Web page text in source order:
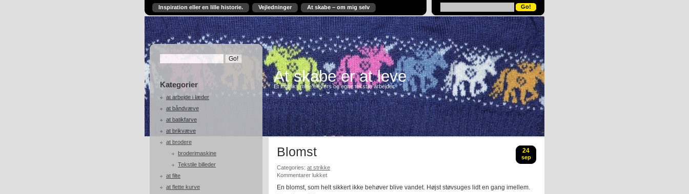
Inspiration eller en lille historie. Vejledninger At skabe – om mig selv
Kategorier
at arbejde i læder
at båndvæve
at batikfarve
at brikvæve
at brodere
broderimaskine
Tekstile billeder
at filte
at flette kurve
At skabe er at leve
Et indblik i mine elevers og egne tekstile arbejder.
Blomst 24
sep
Categories: at strikke
Kommentarer lukkettil
En blomst, som helt sikkert ikke behøver blive vandet. Højst støvsuges lidt en gang imellem.